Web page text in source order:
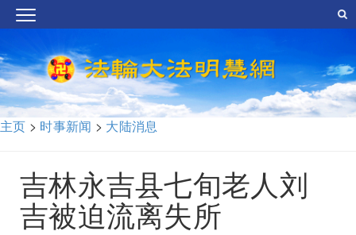
主页 > 时事新闻 > 大陆消息
吉林永吉县七旬老人刘
吉被迫流离失所